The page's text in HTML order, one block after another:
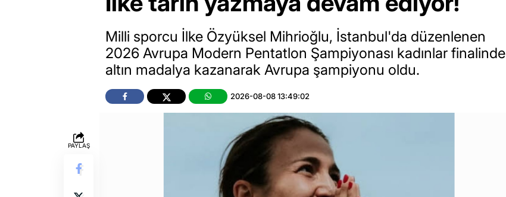
PAYLAŞ
Milli sporcu İlke Özyüksel Mihrioğlu, İstanbul'da düzenlenen
2026 Avrupa Modern Pentatlon Şampiyonası kadınlar finalinde
altın madalya kazanarak Avrupa şampiyonu oldu.
2026-08-08 13:49:02